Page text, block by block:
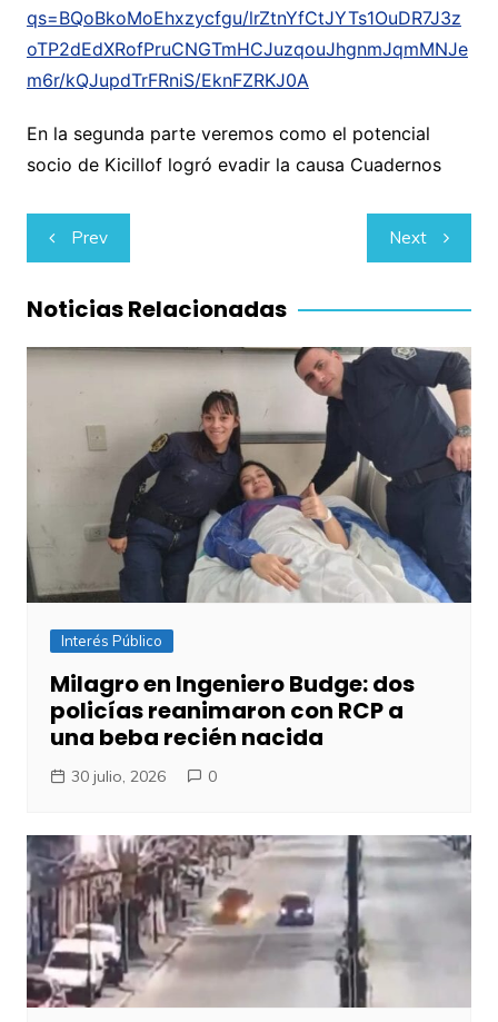
qs=BQoBkoMoEhxzycfgu/lrZtnYfCtJYTs1OuDR7J3z
oTP2dEdXRofPruCNGTmHCJuzqouJhgnmJqmMNJe
m6r/kQJupdTrFRniS/EknFZRKJ0A
En la segunda parte veremos como el potencial
socio de Kicillof logró evadir la causa Cuadernos
Navegación
de
entradas
Prev Next
Noticias Relacionadas
Interés Público
Milagro en Ingeniero Budge: dos
policías reanimaron con RCP a
una beba recién nacida
30 julio, 2026 0